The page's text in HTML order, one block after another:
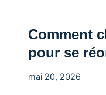
Comment
pour se
mai 20, 2026